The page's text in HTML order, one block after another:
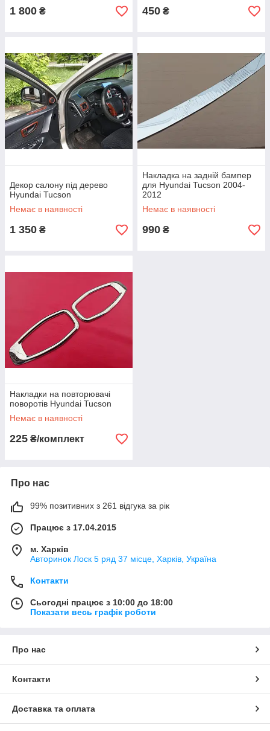
1 800 ₴ 450 ₴
Декор салону під дерево
Hyundai Tucson
Немає в наявності
1 350 ₴
Накладка на задній бампер
для Hyundai Tucson 2004-
2012
Немає в наявності
990 ₴
Накладки на повторювачі
поворотів Hyundai Tucson
Немає в наявності
225 ₴/комплект
Про нас
99% позитивних з 261 відгука за рік
Працює з 17.04.2015
м. Харків
Авторинок Лоск 5 ряд 37 місце, Харків, Україна
Контакти
Сьогодні працює з 10:00 до 18:00
Показати весь графік роботи
Про нас
Контакти
Доставка та оплата